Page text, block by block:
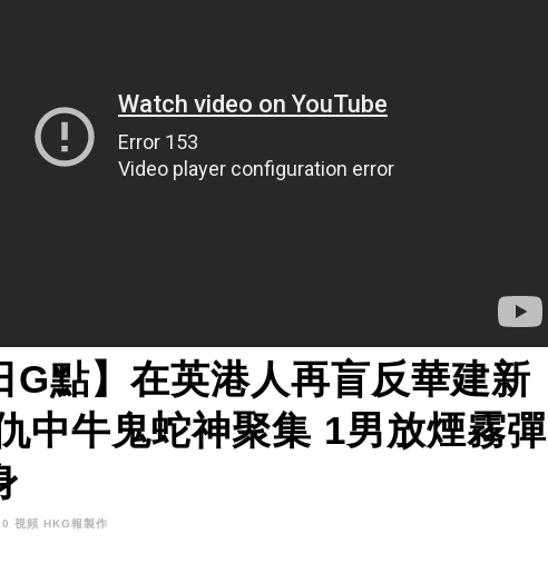
G點】在英港人再盲反華建新
中牛鬼蛇神聚集 1男放煙霧彈
視頻 HKG報製作